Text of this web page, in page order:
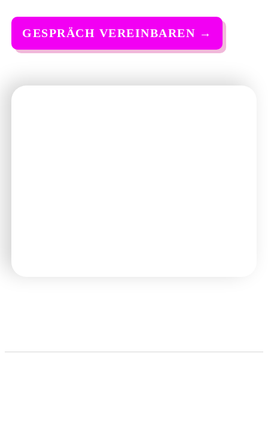
GESPRÄCH VEREINBAREN →